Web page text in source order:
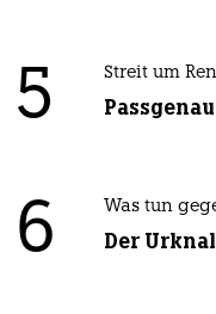
5 Streit um
6 Was tun
Der